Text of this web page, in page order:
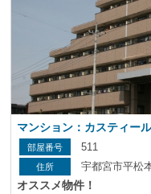
マンション：カスティー
511
宇都宮市平松
オススメ物件！